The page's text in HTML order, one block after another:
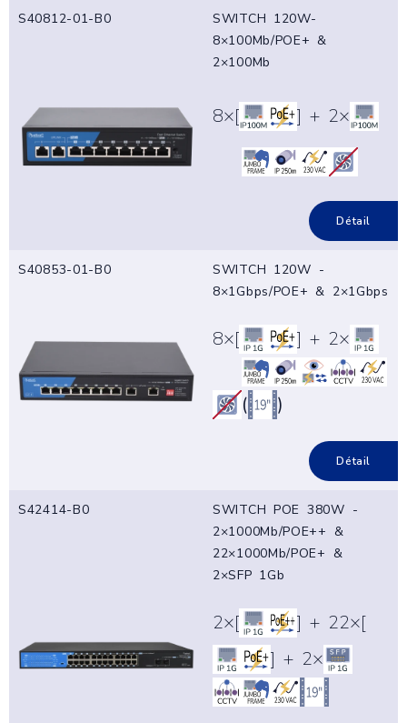
S40812-01-B0
SWITCH 120W-
8×100Mb/POE+ &
2×100Mb
8×[ ] + 2×
Détail
S40853-01-B0
SWITCH 120W -
8×1Gbps/POE+ & 2×1Gbps
8×[ ] + 2×
( )
Détail
S42414-B0
SWITCH POE 380W -
2×1000Mb/POE++ &
22×1000Mb/POE+ &
2×SFP 1Gb
2×[
] + 22×[
] + 2×